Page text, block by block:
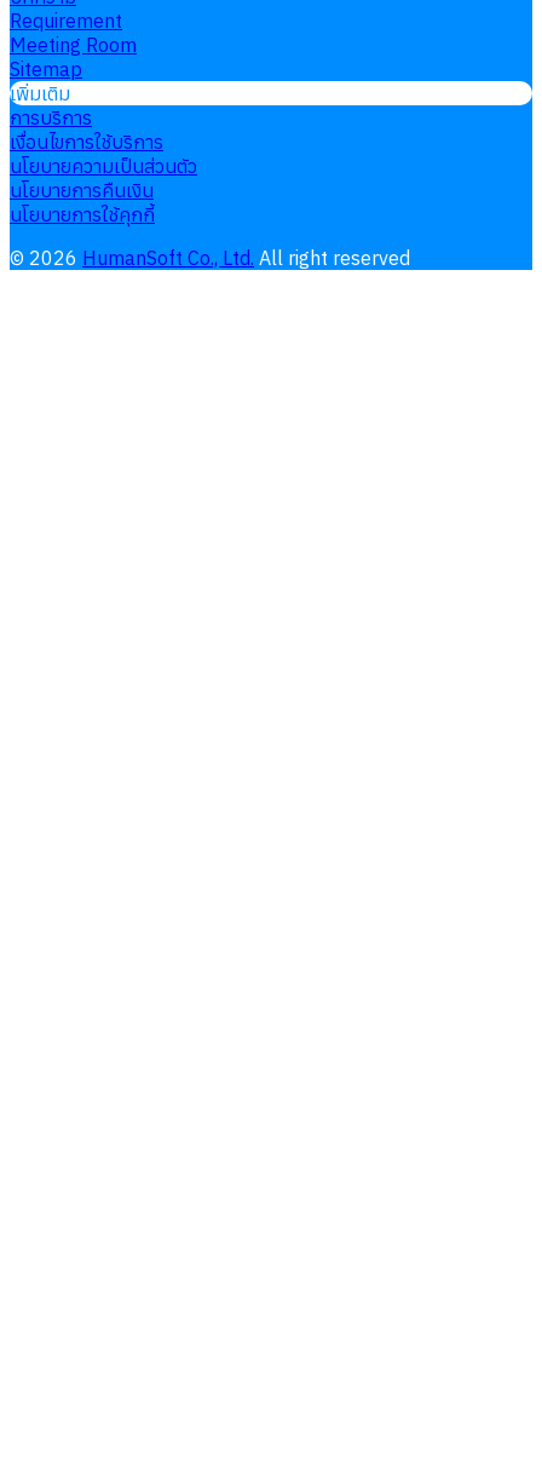
Requirement
Meeting Room
Sitemap
เพิ่มเติม
การบริการ
เงื่อนไขการใช้บริการ
นโยบายความเป็นส่วนตัว
นโยบายการคืนเงิน
นโยบายการใช้คุกกี้
© 2026 HumanSoft Co., Ltd. All right reserved